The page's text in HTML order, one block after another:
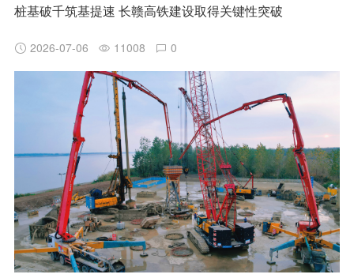
桩基破千筑基提速 长赣高铁建设取得关键性突破
2026-07-06 11008 0